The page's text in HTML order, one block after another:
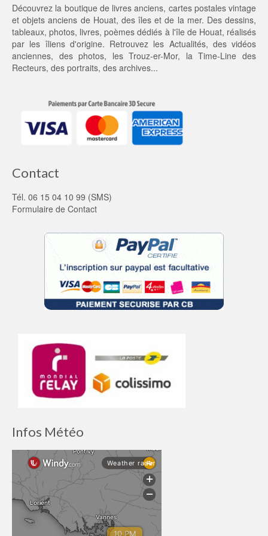
0,
0
0 €.
Découvrez la boutique de livres anciens, cartes postales vintage
et objets anciens de Houat, des îles et de la mer. Des dessins,
tableaux, photos, livres, poèmes dédiés à l'île de Houat, réalisés
par les îliens d'origine. Retrouvez les Actualités, des vidéos
anciennes, desphotos, lesTrouz-er-Mor, laTime-Line des
Recteurs, des portraits, des archives...
Contact
Tél. 06 15 04 10 99 (SMS)
Formulaire de Contact
Infos Météo